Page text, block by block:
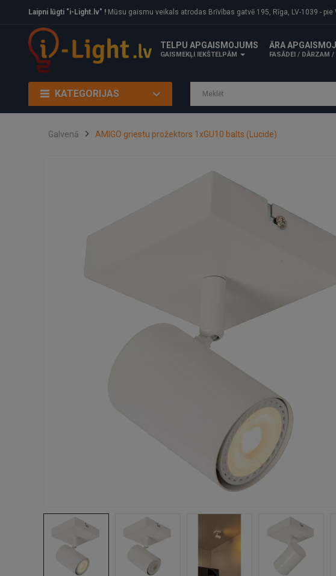
Laipni lūgti "i-Light.lv" ! Mūsu gaismu veikals atrodas Brīvības gatvē 195, Rīga, LV-1039 - pie VEF-
TELPU APGAISMOJUMS
GAISMEKĻI IEKŠTELPĀM
ĀRA
FASĀDEI / DĀRZAM /
KATEGORIJAS
Galvenā AMIGO griestu prožektors 1xGU10 balts (Lucide)